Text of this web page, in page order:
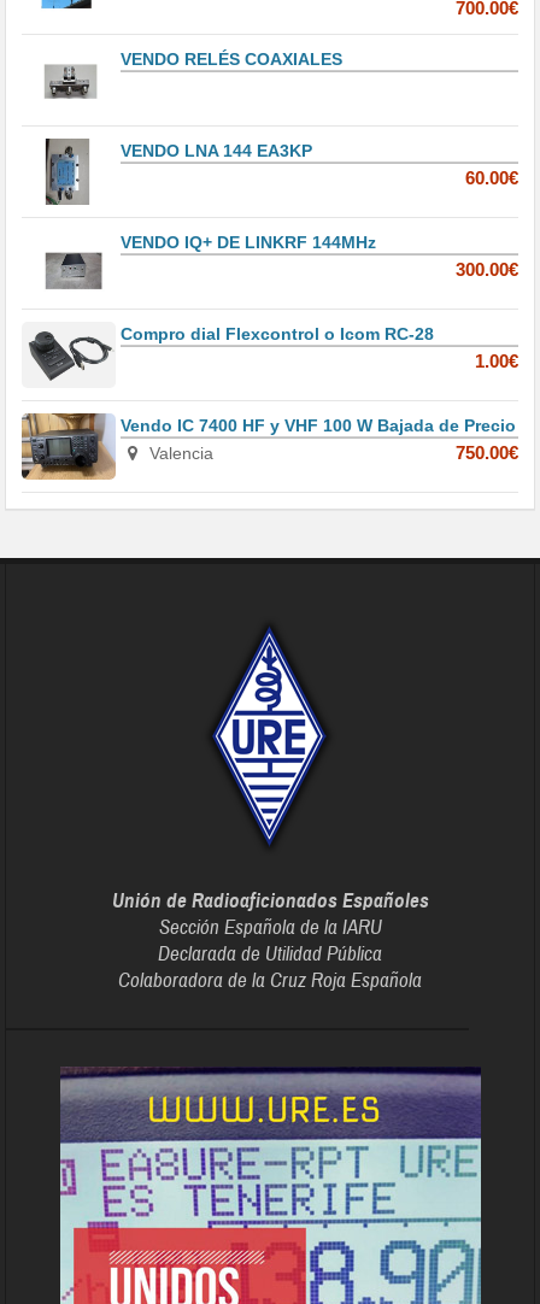
700.00€
VENDO RELÉS COAXIALES
VENDO LNA 144 EA3KP
60.00€
VENDO IQ+ DE LINKRF 144MHz
300.00€
Compro dial Flexcontrol o Icom RC-28
1.00€
Vendo IC 7400 HF y VHF 100 W Bajada de Precio
Valencia
750.00€
Unión de Radioaficionados Españoles
Sección Española de la IARU
Declarada de Utilidad Pública
Colaboradora de la Cruz Roja Española